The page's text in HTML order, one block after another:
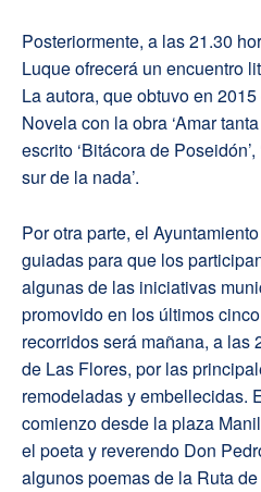
Posteriormente, a las 21.30
Luque ofrecerá un encuentro
La autora, que obtuvo en
Novela con la obra ‘Amar
escrito ‘Bitácora de Poseidón’,
sur de la nada’.
Por otra parte, el
guiadas para que los
algunas de las iniciativas
promovido en los últimos
recorridos será mañana, a las
de Las Flores, por las
remodeladas y embellecidas.
comienzo desde la plaza
el poeta y reverendo Don
algunos poemas de la Ruta